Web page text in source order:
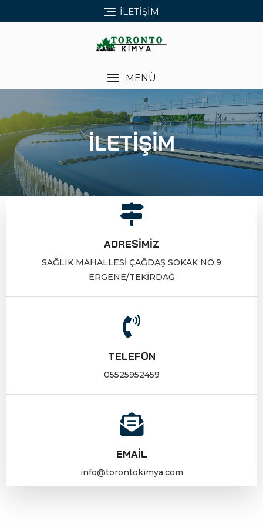
İLETIŞIM
MENÜ
İLETİŞİM
ADRESIMIZ
SAĞLIK MAHALLESİ ÇAĞDAŞ SOKAK NO:9
ERGENE/TEKİRDAĞ
TELEFON
05525952459
EMAIL
info@torontokimya.com